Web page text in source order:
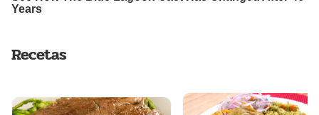
Recetas